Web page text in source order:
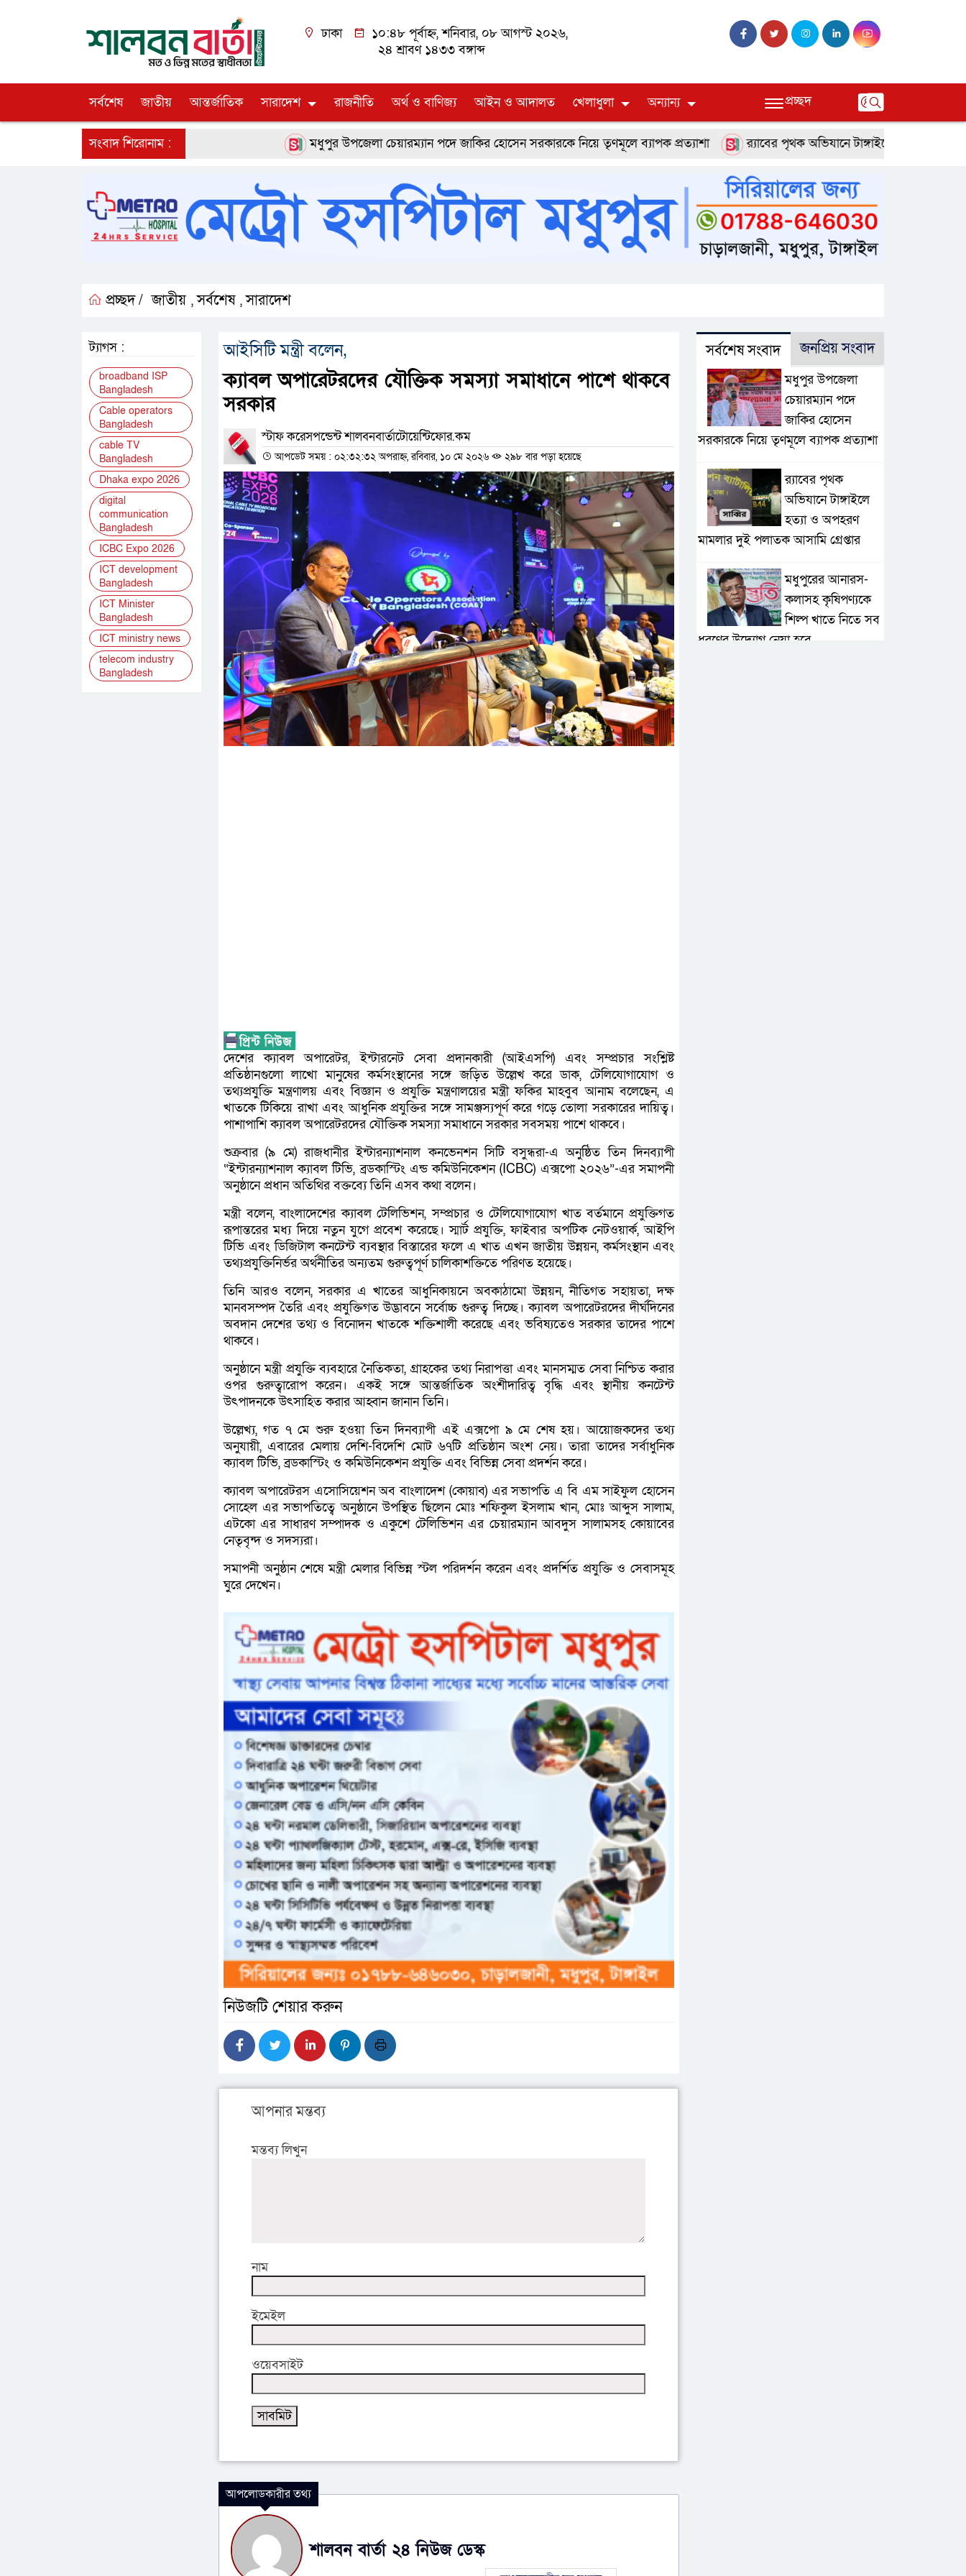
ঢাকা
১০:৪৮ পূর্বাহ্ন, শনিবার, ০৮ আগস্ট ২০২৬,
২৪ শ্রাবণ ১৪৩৩ বঙ্গাব্দ
সর্বশেষ জাতীয় আন্তর্জাতিক সারাদেশ রাজনীতি অর্থ ও বাণিজ্য আইন ও আদালত খেলাধুলা অন্যান্য প্রচ্ছদ
সংবাদ শিরোনাম : মধুপুর উপজেলা চেয়ারম্যান পদে জাকির হোসেন সরকারকে নিয়ে তৃণমূলে ব্যাপক প্রত্যাশা র‌্যাবের পৃথক অভিযানে টাঙ্গাইলে হত্যা ও অপহরণ
প্রচ্ছদ / জাতীয় ,সর্বশেষ ,সারাদেশ
আইসিটি মন্ত্রী বলেন,
ক্যাবল অপারেটরদের যৌক্তিক সমস্যা সমাধানে পাশে থাকবে
সরকার
স্টাফ করেসপন্ডেন্ট শালবনবার্তাটোয়েন্টিফোর.কম
আপডেট সময় : ০২:৩২:৩২ অপরাহ্ন, রবিবার, ১০ মে ২০২৬ ২৯৮ বার পড়া হয়েছে
দেশের ক্যাবল অপারেটর, ইন্টারনেট সেবা প্রদানকারী (আইএসপি) এবং সম্প্রচার সংশ্লিষ্ট
প্রতিষ্ঠানগুলো লাখো মানুষের কর্মসংস্থানের সঙ্গে জড়িত উল্লেখ করে ডাক, টেলিযোগাযোগ ও
তথ্যপ্রযুক্তি মন্ত্রণালয় এবং বিজ্ঞান ও প্রযুক্তি মন্ত্রণালয়ের মন্ত্রী ফকির মাহবুব আনাম বলেছেন, এ
খাতকে টিকিয়ে রাখা এবং আধুনিক প্রযুক্তির সঙ্গে সামঞ্জস্যপূর্ণ করে গড়ে তোলা সরকারের দায়িত্ব।
পাশাপাশি ক্যাবল অপারেটরদের যৌক্তিক সমস্যা সমাধানে সরকার সবসময় পাশে থাকবে।
শুক্রবার (৯ মে) রাজধানীর ইন্টারন্যাশনাল কনভেনশন সিটি বসুন্ধরা-এ অনুষ্ঠিত তিন দিনব্যাপী
“ইন্টারন্যাশনাল ক্যাবল টিভি, ব্রডকাস্টিং এন্ড কমিউনিকেশন (ICBC) এক্সপো ২০২৬”-এর সমাপনী
অনুষ্ঠানে প্রধান অতিথির বক্তব্যে তিনি এসব কথা বলেন।
মন্ত্রী বলেন, বাংলাদেশের ক্যাবল টেলিভিশন, সম্প্রচার ও টেলিযোগাযোগ খাত বর্তমানে প্রযুক্তিগত
রূপান্তরের মধ্য দিয়ে নতুন যুগে প্রবেশ করেছে। স্মার্ট প্রযুক্তি, ফাইবার অপটিক নেটওয়ার্ক, আইপি
টিভি এবং ডিজিটাল কনটেন্ট ব্যবস্থার বিস্তারের ফলে এ খাত এখন জাতীয় উন্নয়ন, কর্মসংস্থান এবং
তথ্যপ্রযুক্তিনির্ভর অর্থনীতির অন্যতম গুরুত্বপূর্ণ চালিকাশক্তিতে পরিণত হয়েছে।
তিনি আরও বলেন, সরকার এ খাতের আধুনিকায়নে অবকাঠামো উন্নয়ন, নীতিগত সহায়তা, দক্ষ
মানবসম্পদ তৈরি এবং প্রযুক্তিগত উদ্ভাবনে সর্বোচ্চ গুরুত্ব দিচ্ছে। ক্যাবল অপারেটরদের দীর্ঘদিনের
অবদান দেশের তথ্য ও বিনোদন খাতকে শক্তিশালী করেছে এবং ভবিষ্যতেও সরকার তাদের পাশে
থাকবে।
অনুষ্ঠানে মন্ত্রী প্রযুক্তি ব্যবহারে নৈতিকতা, গ্রাহকের তথ্য নিরাপত্তা এবং মানসম্মত সেবা নিশ্চিত করার
ওপর গুরুত্বারোপ করেন। একই সঙ্গে আন্তর্জাতিক অংশীদারিত্ব বৃদ্ধি এবং স্থানীয় কনটেন্ট
উৎপাদনকে উৎসাহিত করার আহ্বান জানান তিনি।
উল্লেখ্য, গত ৭ মে শুরু হওয়া তিন দিনব্যাপী এই এক্সপো ৯ মে শেষ হয়। আয়োজকদের তথ্য
অনুযায়ী, এবারের মেলায় দেশি-বিদেশি মোট ৬৭টি প্রতিষ্ঠান অংশ নেয়। তারা তাদের সর্বাধুনিক
ক্যাবল টিভি, ব্রডকাস্টিং ও কমিউনিকেশন প্রযুক্তি এবং বিভিন্ন সেবা প্রদর্শন করে।
ক্যাবল অপারেটরস এসোসিয়েশন অব বাংলাদেশ (কোয়াব) এর সভাপতি এ বি এম সাইফুল হোসেন
সোহেল এর সভাপতিত্বে অনুষ্ঠানে উপস্থিত ছিলেন মোঃ শফিকুল ইসলাম খান, মোঃ আব্দুস সালাম,
এটকো এর সাধারণ সম্পাদক ও একুশে টেলিভিশন এর চেয়ারম্যান আবদুস সালামসহ কোয়াবের
নেতৃবৃন্দ ও সদস্যরা।
সমাপনী অনুষ্ঠান শেষে মন্ত্রী মেলার বিভিন্ন স্টল পরিদর্শন করেন এবং প্রদর্শিত প্রযুক্তি ও সেবাসমূহ
ঘুরে দেখেন।
নিউজটি শেয়ার করুন
আপনার মন্তব্য
মন্তব্য লিখুন
নাম
ইমেইল
ওয়েবসাইট
আপলোডকারীর তথ্য
শালবন বার্তা ২৪ নিউজ ডেস্ক
ট্যাগস :
broadband ISP
Bangladesh
Cable operators
Bangladesh
cable TV
Bangladesh
Dhaka expo 2026
digital
communication
Bangladesh
ICBC Expo 2026
ICT development
Bangladesh
ICT Minister
Bangladesh
ICT ministry news
telecom industry
Bangladesh
সর্বশেষ সংবাদ জনপ্রিয় সংবাদ
মধুপুর উপজেলা
চেয়ারম্যান পদে
জাকির হোসেন
সরকারকে নিয়ে তৃণমূলে ব্যাপক প্রত্যাশা
র‌্যাবের পৃথক
অভিযানে টাঙ্গাইলে
হত্যা ও অপহরণ
মামলার দুই পলাতক আসামি গ্রেপ্তার
মধুপুরের আনারস-
কলাসহ কৃষিপণ্যকে
শিল্প খাতে নিতে সব
ধরণের উদ্যোগ নেয়া হবে